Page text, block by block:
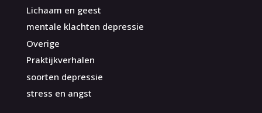
Lichaam en geest
mentale klachten depressie
Overige
Praktijkverhalen
soorten depressie
stress en angst